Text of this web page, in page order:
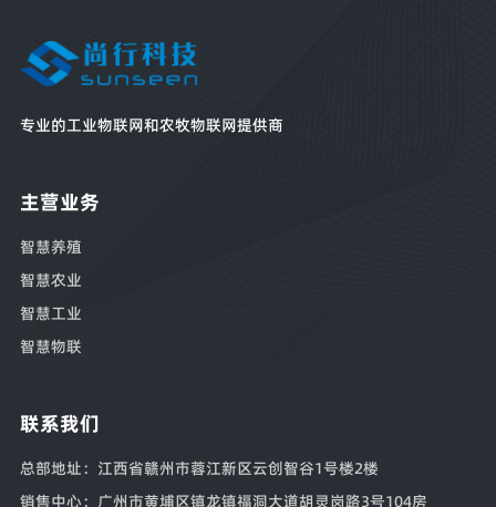
专业的工业物联网和农牧物联网提供商
主营业务
智慧养殖
智慧农业
智慧工业
智慧物联
联系我们
总部地址：江西省赣州市蓉江新区云创智谷1号楼2楼
销售中心：广州市黄埔区镇龙镇福洞大道胡灵岗路3号104房